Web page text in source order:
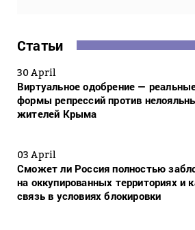
Статьи
30 April
Виртуальное одобрение —
формы репрессий против
жителей Крыма
03 April
Сможет ли Россия полностью
на оккупированных территориях и
связь в условиях блокировки